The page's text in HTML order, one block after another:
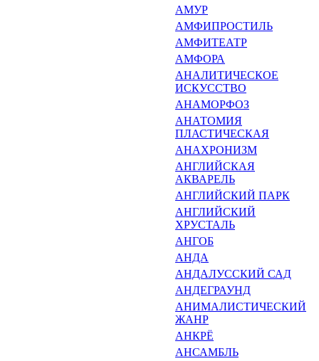
АМУР
АМФИПРОСТИЛЬ
АМФИТЕАТР
АМФОРА
АНАЛИТИЧЕСКОЕ
ИСКУССТ­ВО
АНАМОРФОЗ
АНАТОМИЯ
ПЛАСТИЧЕСКАЯ
АНАХРОНИЗМ
АНГЛИЙСКАЯ
АКВАРЕЛЬ
АНГЛИЙСКИЙ ПАРК
АНГЛИЙСКИЙ
ХРУСТАЛЬ
АНГОБ
АНДА
АНДАЛУССКИЙ САД
АНДЕГРАУНД
АНИМАЛИСТИЧЕСКИЙ
ЖАНР
АНКРЁ
АНСАМБЛЬ